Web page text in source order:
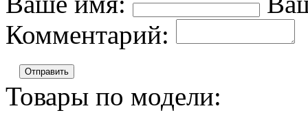
Комментарий:
Отправить
Товары по модели: